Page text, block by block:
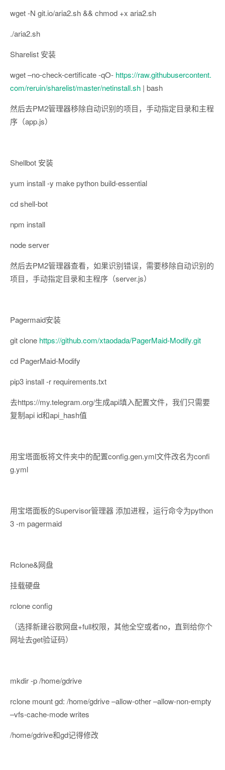
wget -N git.io/aria2.sh && chmod +x aria2.sh
./aria2.sh
Sharelist 安装
wget –no-check-certificate -qO- https://raw.githubusercontent.
com/reruin/sharelist/master/netinstall.sh | bash
然后去PM2管理器移除自动识别的项目，手动指定目录和主程
序（app.js）
Shellbot 安装
yum install -y make python build-essential
cd shell-bot
npm install
node server
然后去PM2管理器查看，如果识别错误，需要移除自动识别的
项目，手动指定目录和主程序（server.js）
Pagermaid安装
git clone https://github.com/xtaodada/PagerMaid-Modify.git
cd PagerMaid-Modify
pip3 install -r requirements.txt
去https://my.telegram.org/生成api填入配置文件，我们只需要
复制api id和api_hash值
用宝塔面板将文件夹中的配置config.gen.yml文件改名为confi
g.yml
用宝塔面板的Supervisor管理器 添加进程，运行命令为python
3 -m pagermaid
Rclone&网盘
挂载硬盘
rclone config
（选择新建谷歌网盘+full权限，其他全空或者no，直到给你个
网址去get验证码）
mkdir -p /home/gdrive
rclone mount gd: /home/gdrive –allow-other –allow-non-empty
–vfs-cache-mode writes
/home/gdrive和gd记得修改